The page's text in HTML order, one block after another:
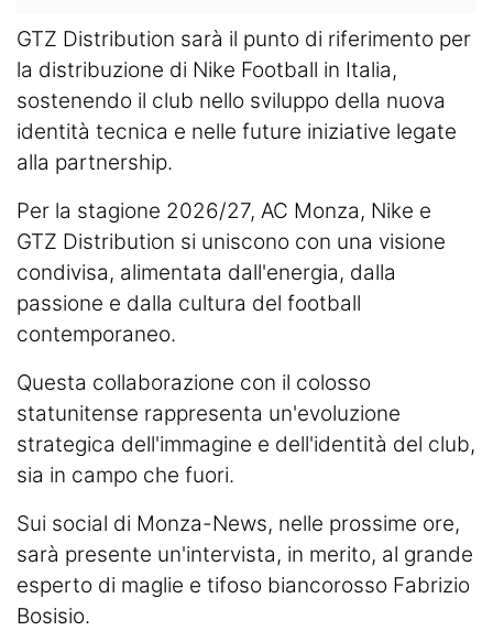
GTZ Distribution sarà il punto di riferimento per
la distribuzione di Nike Football in Italia,
sostenendo il club nello sviluppo della nuova
identità tecnica e nelle future iniziative legate
alla partnership.
Per la stagione 2026/27, AC Monza, Nike e
GTZ Distribution si uniscono con una visione
condivisa, alimentata dall'energia, dalla
passione e dalla cultura del football
contemporaneo.
Questa collaborazione con il colosso
statunitense rappresenta un'evoluzione
strategica dell'immagine e dell'identità del club,
sia in campo che fuori.
Sui social di Monza-News, nelle prossime ore,
sarà presente un'intervista, in merito, al grande
esperto di maglie e tifoso biancorosso Fabrizio
Bosisio.